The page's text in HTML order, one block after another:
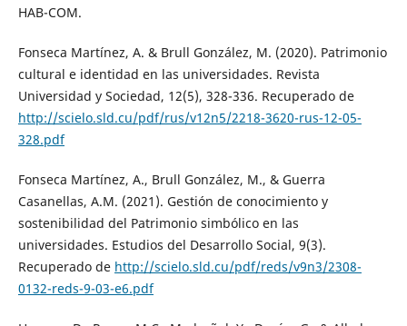
HAB-COM.
Fonseca Martínez, A. & Brull González, M. (2020). Patrimonio
cultural e identidad en las universidades. Revista
Universidad y Sociedad, 12(5), 328-336. Recuperado de
http://scielo.sld.cu/pdf/rus/v12n5/2218-3620-rus-12-05-
328.pdf
Fonseca Martínez, A., Brull González, M., & Guerra
Casanellas, A.M. (2021). Gestión de conocimiento y
sostenibilidad del Patrimonio simbólico en las
universidades. Estudios del Desarrollo Social, 9(3).
Recuperado de http://scielo.sld.cu/pdf/reds/v9n3/2308-
0132-reds-9-03-e6.pdf